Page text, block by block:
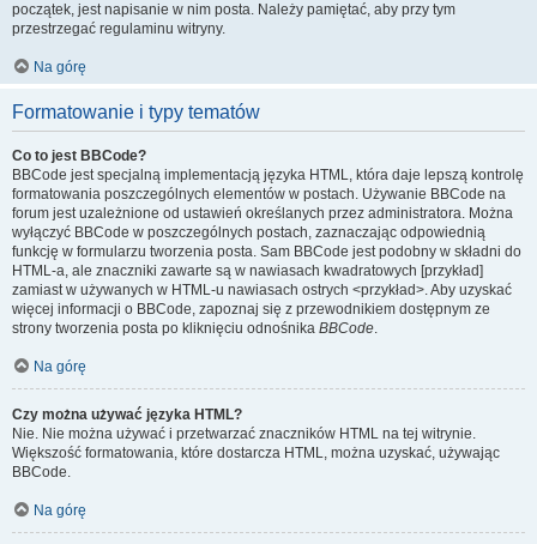
początek, jest napisanie w nim posta. Należy pamiętać, aby przy tym
przestrzegać regulaminu witryny.
Na górę
Formatowanie i typy tematów
Co to jest BBCode?
BBCode jest specjalną implementacją języka HTML, która daje lepszą kontrolę
formatowania poszczególnych elementów w postach. Używanie BBCode na
forum jest uzależnione od ustawień określanych przez administratora. Można
wyłączyć BBCode w poszczególnych postach, zaznaczając odpowiednią
funkcję w formularzu tworzenia posta. Sam BBCode jest podobny w składni do
HTML-a, ale znaczniki zawarte są w nawiasach kwadratowych [przykład]
zamiast w używanych w HTML-u nawiasach ostrych <przykład>. Aby uzyskać
więcej informacji o BBCode, zapoznaj się z przewodnikiem dostępnym ze
strony tworzenia posta po kliknięciu odnośnika BBCode.
Na górę
Czy można używać języka HTML?
Nie. Nie można używać i przetwarzać znaczników HTML na tej witrynie.
Większość formatowania, które dostarcza HTML, można uzyskać, używając
BBCode.
Na górę